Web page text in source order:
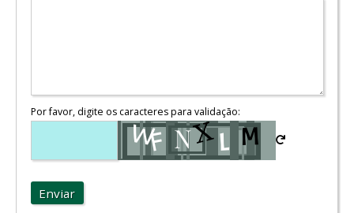
Por favor, digite os caracteres para validação:
Enviar